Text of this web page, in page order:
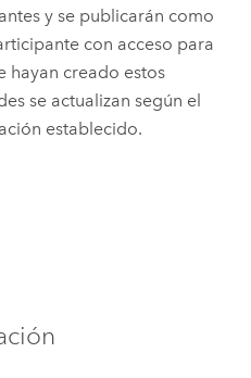
y se publicarán como
con acceso para
hayan creado estos
se actualizan según el
establecido.